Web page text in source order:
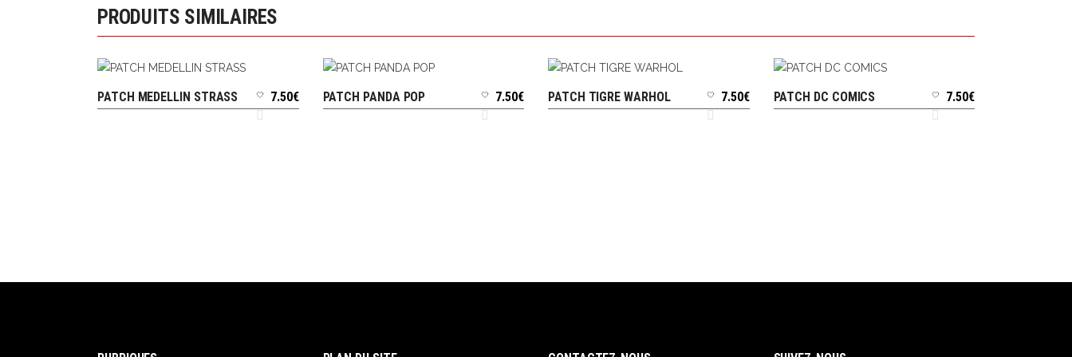
PRODUITS SIMILAIRES
AJOUTER AU PANIER
PATCH MEDELLIN STRASS 7.50€ AJOUTER AU PANIER
PATCH PANDA POP 7.50€ AJOUTER AU PANIER
PATCH TIGRE WARHOL 7.50€ AJOUTER AU PANIER
PATCH DC COMICS 7.50€